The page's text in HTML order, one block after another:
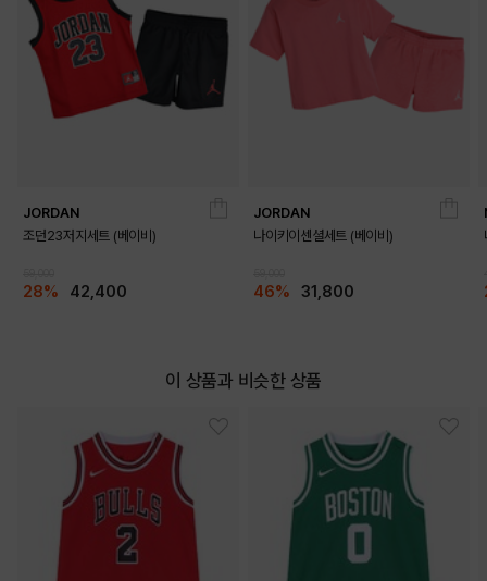
JORDAN
조던23저지세트 (베이비)
28% 42,400
JORDAN
나이키이센셜세트 (베이비)
46% 31,800
이 상품과 비슷한 상품